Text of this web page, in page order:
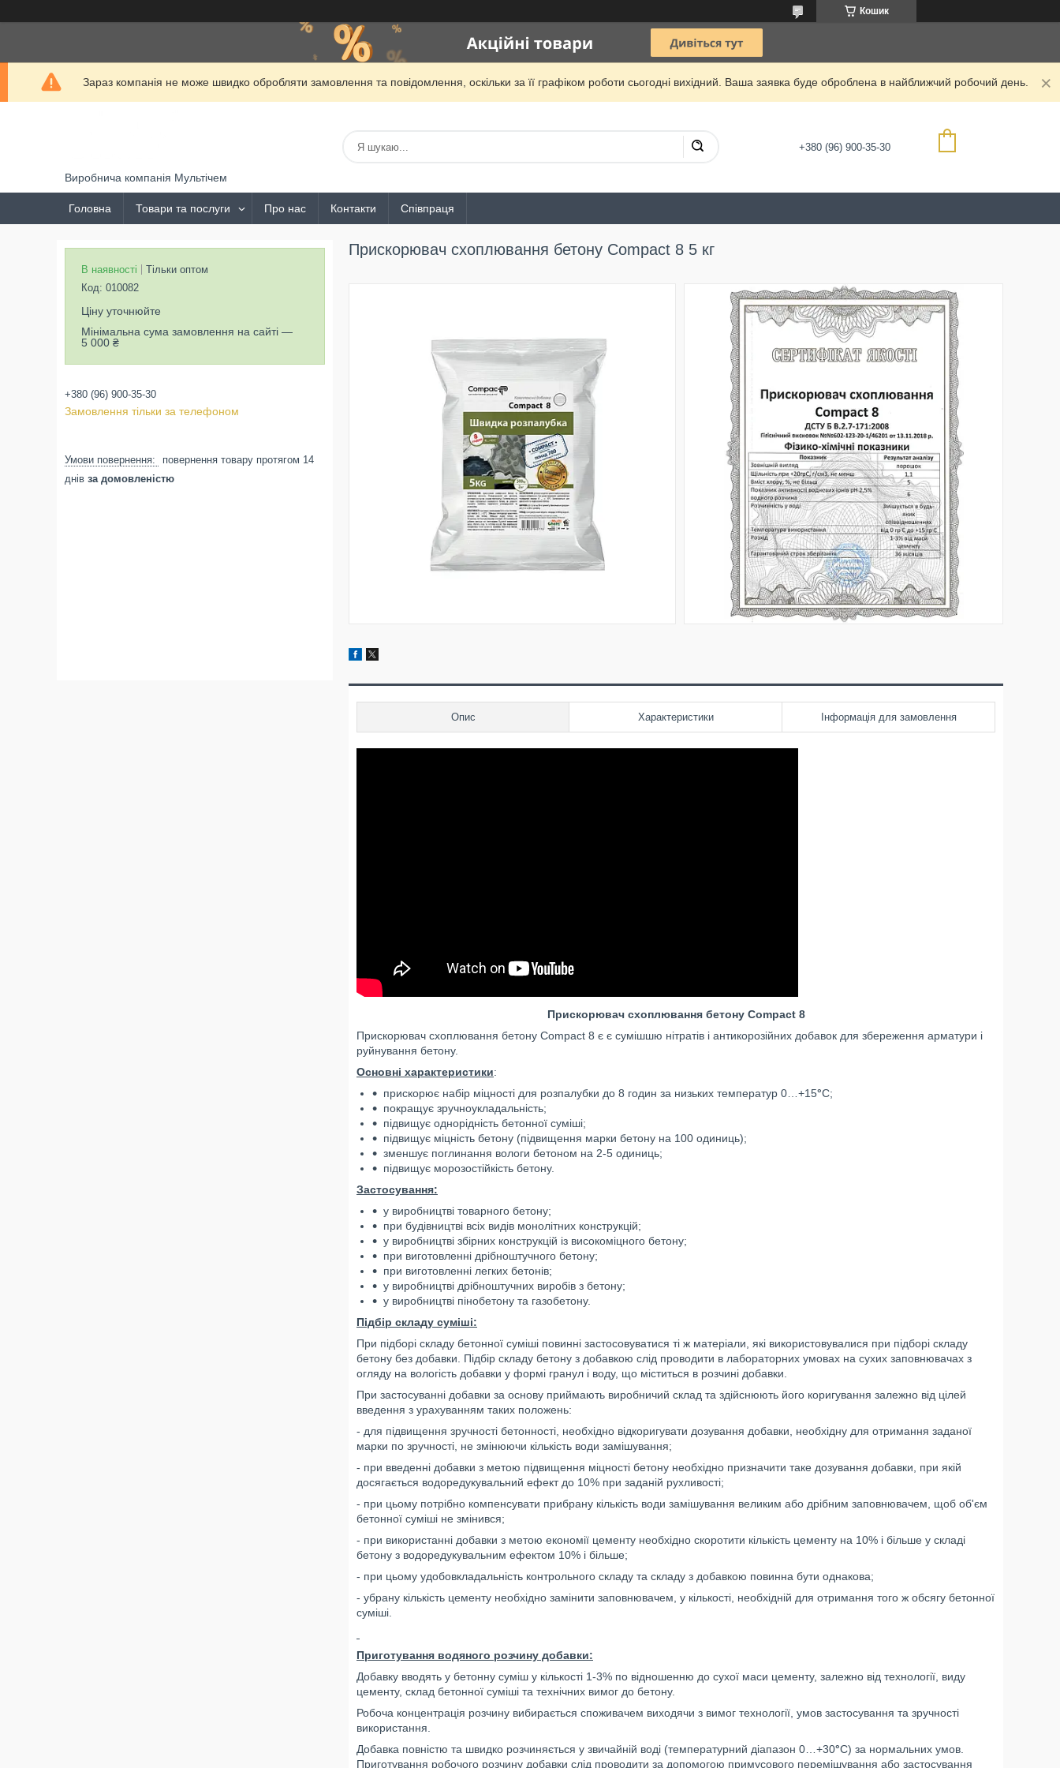
Кошик
Зараз компанія не може швидко обробляти замовлення та повідомлення, оскільки за її графіком роботи сьогодні вихідний. Ваша заявка буде оброблена в найближчий робочий день.
Виробнича компанія Мультічем
+380 (96) 900-35-30
Головна Товари та послуги Про нас Контакти Співпраця
Прискорювач схоплювання бетону Compact 8 5 кг
Опис Характеристики Інформація для замовлення
Прискорювач схоплювання бетону Compact8
Прискорювач схоплювання бетону Compact 8 є є сумішшю нітратів і антикорозійних добавок для збереження арматури і
руйнування бетону.
Основні характеристики:
прискорює набір міцності для розпалубки до 8 годин за низьких температур 0…+15°С;
покращує зручноукладальність;
підвищує однорідність бетонної суміші;
підвищує міцність бетону (підвищення марки бетону на 100 одиниць);
зменшує поглинання вологи бетоном на 2-5 одиниць;
підвищує морозостійкість бетону.
Застосування:
у виробництві товарного бетону;
при будівництві всіх видів монолітних конструкцій;
у виробництві збірних конструкцій із високоміцного бетону;
при виготовленні дрібноштучного бетону;
при виготовленні легких бетонів;
у виробництві дрібноштучних виробів з бетону;
у виробництві пінобетону та газобетону.
Підбір складу суміші:
При підборі складу бетонної суміші повинні застосовуватися ті ж матеріали, які використовувалися при підборі складу
бетону без добавки. Підбір складу бетону з добавкою слід проводити в лабораторних умовах на сухих заповнювачах з
огляду на вологість добавки у формі гранул і воду, що міститься в розчині добавки.
При застосуванні добавки за основу приймають виробничий склад та здійснюють його коригування залежно від цілей
введення з урахуванням таких положень:
- для підвищення зручності бетонності, необхідно відкоригувати дозування добавки, необхідну для отримання заданої
марки по зручності, не змінюючи кількість води замішування;
- при введенні добавки з метою підвищення міцності бетону необхідно призначити таке дозування добавки, при якій
досягається водоредукувальний ефект до 10% при заданій рухливості;
- при цьому потрібно компенсувати прибрану кількість води замішування великим або дрібним заповнювачем, щоб об'єм
бетонної суміші не змінився;
- при використанні добавки з метою економії цементу необхідно скоротити кількість цементу на 10% і більше у складі
бетону з водоредукувальним ефектом 10% і більше;
- при цьому удобовкладальність контрольного складу та складу з добавкою повинна бути однакова;
- убрану кількість цементу необхідно замінити заповнювачем, у кількості, необхідній для отримання того ж обсягу бетонної
суміші.
Приготування водяного розчину добавки:
Добавку вводять у бетонну суміш у кількості 1-3% по відношенню до сухої маси цементу, залежно від технології, виду
цементу, склад бетонної суміші та технічних вимог до бетону.
Робоча концентрація розчину вибирається споживачем виходячи з вимог технології, умов застосування та зручності
використання.
Добавка повністю та швидко розчиняється у звичайній воді (температурний діапазон 0…+30°С) за нормальних умов.
Приготування робочого розчину добавки слід проводити за допомогою примусового перемішування або застосування
В наявності
Тільки оптом
Код: 010082
Ціну уточнюйте
Мінімальна сума замовлення на сайті —
5 000 ₴
+380 (96) 900-35-30
Замовлення тільки за телефоном
повернення товару протягом 14
днів за домовленістю